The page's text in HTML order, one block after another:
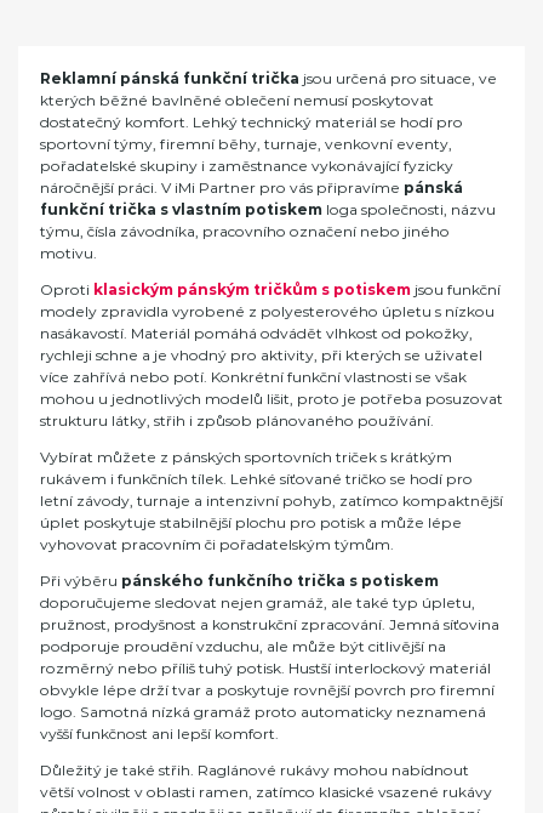
Reklamní pánská funkční trička jsou určená pro situace, ve
kterých běžné bavlněné oblečení nemusí poskytovat
dostatečný komfort. Lehký technický materiál se hodí pro
sportovní týmy, firemní běhy, turnaje, venkovní eventy,
pořadatelské skupiny i zaměstnance vykonávající fyzicky
náročnější práci. V iMi Partner pro vás připravíme pánská
funkční trička s vlastním potiskem loga společnosti, názvu
týmu, čísla závodníka, pracovního označení nebo jiného
motivu.
Oproti klasickým pánským tričkům s potiskem jsou funkční
modely zpravidla vyrobené z polyesterového úpletu s nízkou
nasákavostí. Materiál pomáhá odvádět vlhkost od pokožky,
rychleji schne a je vhodný pro aktivity, při kterých se uživatel
více zahřívá nebo potí. Konkrétní funkční vlastnosti se však
mohou u jednotlivých modelů lišit, proto je potřeba posuzovat
strukturu látky, střih i způsob plánovaného používání.
Vybírat můžete z pánských sportovních triček s krátkým
rukávem i funkčních tílek. Lehké síťované tričko se hodí pro
letní závody, turnaje a intenzivní pohyb, zatímco kompaktnější
úplet poskytuje stabilnější plochu pro potisk a může lépe
vyhovovat pracovním či pořadatelským týmům.
Při výběru pánského funkčního trička s potiskem
doporučujeme sledovat nejen gramáž, ale také typ úpletu,
pružnost, prodyšnost a konstrukční zpracování. Jemná síťovina
podporuje proudění vzduchu, ale může být citlivější na
rozměrný nebo příliš tuhý potisk. Hustší interlockový materiál
obvykle lépe drží tvar a poskytuje rovnější povrch pro firemní
logo. Samotná nízká gramáž proto automaticky neznamená
vyšší funkčnost ani lepší komfort.
Důležitý je také střih. Raglánové rukávy mohou nabídnout
větší volnost v oblasti ramen, zatímco klasické vsazené rukávy